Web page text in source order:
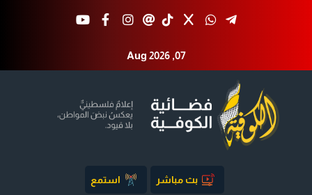
Aug 2026 ,07
بث مباشر استمع